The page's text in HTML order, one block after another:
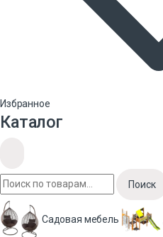
Избранное
Каталог
Поиск
Садовая мебель